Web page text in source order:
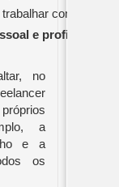
trabalhar como
e profissional:
no
a
e a
os